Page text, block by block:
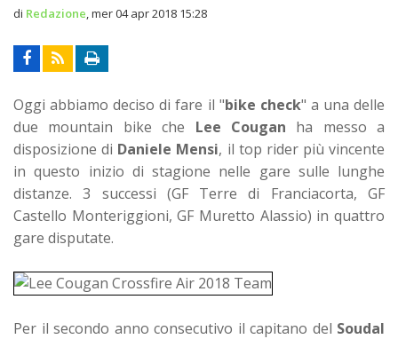
di Redazione mer 04 apr 2018 15:28
Oggi abbiamo deciso di fare il "bike check" a una delle
due mountain bike che Lee Cougan ha messo a
disposizione di Daniele Mensi, il top rider più vincente
in questo inizio di stagione nelle gare sulle lunghe
distanze. 3 successi (GF Terre di Franciacorta, GF
Castello Monteriggioni, GF Muretto Alassio) in quattro
gare disputate.
Per il secondo anno consecutivo il capitano del Soudal